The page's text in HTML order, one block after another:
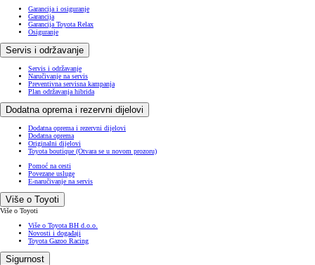
Garancija i osiguranje
Garancija
Garancija Toyota Relax
Osiguranje
Servis i održavanje
Servis i održavanje
Naručivanje na servis
Preventivna servisna kampanja
Plan održavanja hibrida
Dodatna oprema i rezervni dijelovi
Dodatna oprema i rezervni dijelovi
Dodatna oprema
Originalni dijelovi
Toyota boutique (Otvara se u novom prozoru)
Pomoć na cesti
Povezane usluge
E-naručivanje na servis
Više o Toyoti
Više o Toyoti
Više o Toyota BH d.o.o.
Novosti i događaji
Toyota Gazoo Racing
Sigurnost